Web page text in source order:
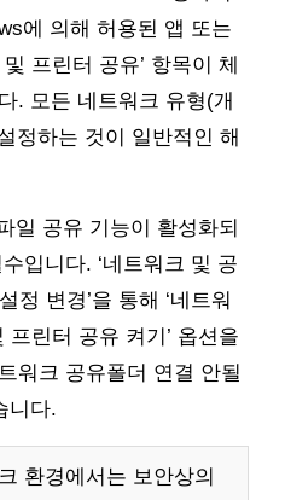
에 의해 허용된 앱 또는
프린터 공유’ 항목이 체
. 모든 네트워크 유형(개
정하는 것이 일반적인 해
일 공유 기능이 활성화되
입니다. ‘네트워크 및 공
정 변경’을 통해 ‘네트워
프린터 공유 켜기’ 옵션을
워크 공유폴더 연결 안될
니다.
환경에서는 보안상의